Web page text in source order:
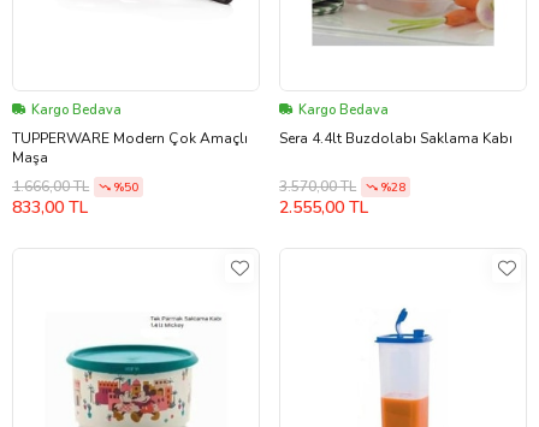
Kargo Bedava
TUPPERWARE Modern Çok Amaçlı
Maşa
1.666,00 TL
%50
833,00 TL
Kargo Bedava
Sera 4.4lt Buzdolabı Saklama Kabı
3.570,00 TL %28
2.555,00 TL